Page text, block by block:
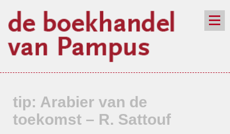
tip: Arabier van de
toekomst – R. Sattouf